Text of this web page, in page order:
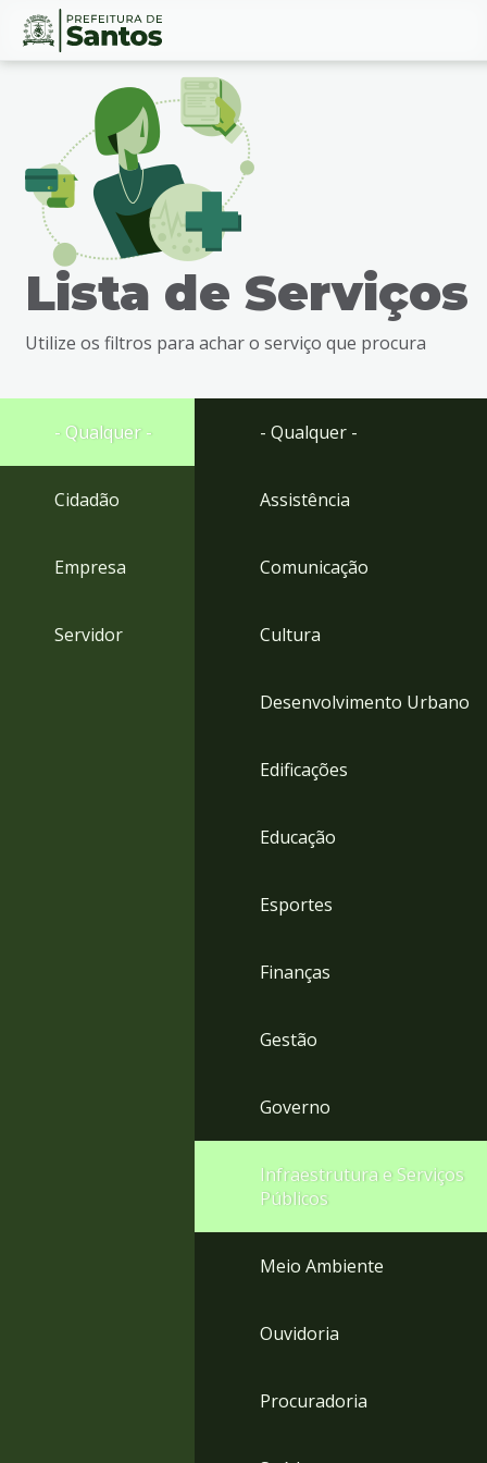
Ir
busca
Ir
rodapé
Conteúdo
Lista de Serviços
Utilize os filtros para achar o serviço que procura
- Qualquer -
Cidadão
Empresa
Servidor
- Qualquer -
Assistência
Comunicação
Cultura
Desenvolvimento Urbano
Edificações
Educação
Esportes
Finanças
Gestão
Governo
Infraestrutura e Serviços
Públicos
Meio Ambiente
Ouvidoria
Procuradoria